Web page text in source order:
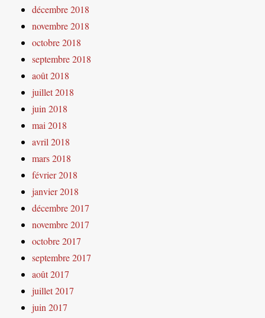
décembre 2018
novembre 2018
octobre 2018
septembre 2018
août 2018
juillet 2018
juin 2018
mai 2018
avril 2018
mars 2018
février 2018
janvier 2018
décembre 2017
novembre 2017
octobre 2017
septembre 2017
août 2017
juillet 2017
juin 2017